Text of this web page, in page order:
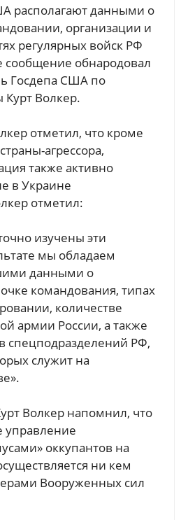
располагают данными о
организации и
регулярных войск РФ
сообщение обнародовал
Госдепа США по
Волкер.
отметил, что кроме
агрессора,
также активно
в Украине
отметил:
изучены эти
мы обладаем
данными о
командования, типах
количестве
армии России, а также
спецподразделений РФ,
служит на
Волкер напомнил, что
управление
оккупантов на
ни кем
Вооруженных сил